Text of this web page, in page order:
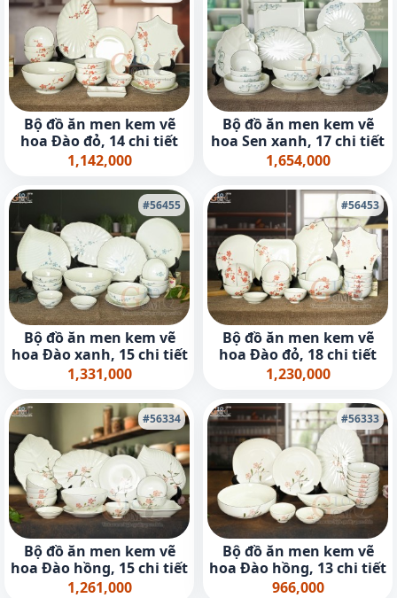
Bộ đồ ăn men kem vẽ
hoa Đào đỏ, 14 chi tiết
1,142,000
Bộ đồ ăn men kem vẽ
hoa Sen xanh, 17 chi tiết
1,654,000
#56455
Bộ đồ ăn men kem vẽ
hoa Đào xanh, 15 chi tiết
1,331,000
#56453
Bộ đồ ăn men kem vẽ
hoa Đào đỏ, 18 chi tiết
1,230,000
#56334
Bộ đồ ăn men kem vẽ
hoa Đào hồng, 15 chi tiết
1,261,000
#56333
Bộ đồ ăn men kem vẽ
hoa Đào hồng, 13 chi tiết
966,000